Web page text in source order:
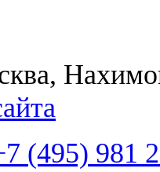
(495) 981